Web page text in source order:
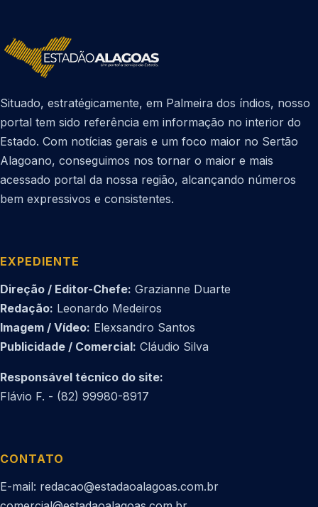
Situado, estratégicamente, em Palmeira dos índios, nosso
portal tem sido referência em informação no interior do
Estado. Com notícias gerais e um foco maior no Sertão
Alagoano, conseguimos nos tornar o maior e mais
acessado portal da nossa região, alcançando números
bem expressivos e consistentes.
EXPEDIENTE
Direção / Editor-Chefe: Grazianne Duarte
Redação: Leonardo Medeiros
Imagem / Vídeo: Elexsandro Santos
Publicidade / Comercial: Cláudio Silva
Responsável técnico do site:
Flávio F. - (82) 99980-8917
CONTATO
E-mail: redacao@estadaoalagoas.com.br